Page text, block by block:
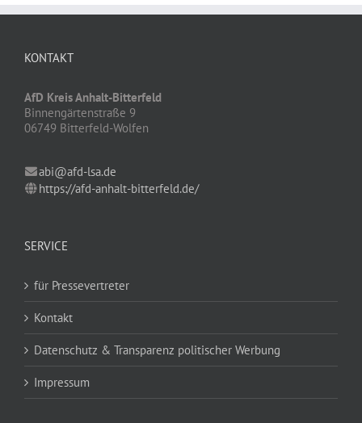
KONTAKT
AfD Kreis Anhalt-Bitterfeld
Binnengärtenstraße 9
06749 Bitterfeld-Wolfen
abi@afd-lsa.de
https://afd-anhalt-bitterfeld.de/
SERVICE
für Pressevertreter
Kontakt
Datenschutz & Transparenz politischer Werbung
Impressum